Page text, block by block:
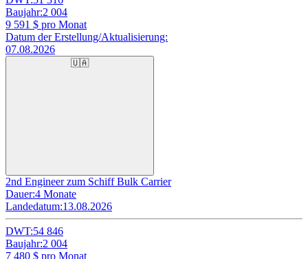
Baujahr:2 004
9 591 $ pro Monat
Datum der Erstellung/Aktualisierung:
07.08.2026
🇺🇦
2nd Engineer zum Schiff Bulk Carrier
Dauer:4 Monate
Landedatum:13.08.2026
DWT:54 846
Baujahr:2 004
7 480 $ pro Monat